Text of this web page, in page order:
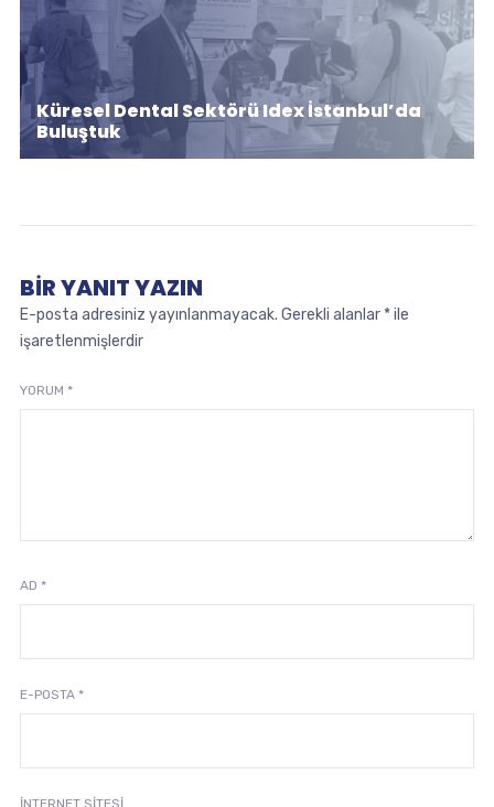
Küresel Dental Sektörü Idex İstanbul’da
Buluştuk
BIR YANIT YAZIN
E-posta adresiniz yayınlanmayacak. Gerekli alanlar *ile
işaretlenmişlerdir
YORUM *
AD *
E-POSTA *
İNTERNET SITESI